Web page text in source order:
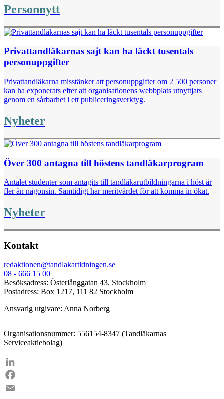
Personnytt
Privattandläkarnas sajt kan ha läckt tusentals
personuppgifter
Privattandläkarna misstänker att personuppgifter om 2 500 personer
kan ha exponerats efter att organisationens webbplats utnyttjats
genom en sårbarhet i ett publiceringsverktyg.
Nyheter
Över 300 antagna till höstens tandläkarprogram
Antalet studenter som antagits till tandläkarutbildningarna i höst är
fler än någonsin. Samtidigt har meritvärdet för att komma in ökat.
Nyheter
Kontakt
redaktionen@tandlakartidningen.se
08 - 666 15 00
Besöksadress: Österlånggatan 43, Stockholm
Postadress: Box 1217, 111 82 Stockholm
Ansvarig utgivare: Anna Norberg
Organisationsnummer: 556154-8347 (Tandläkarnas
Serviceaktiebolag)
LinkedIn
Facebook